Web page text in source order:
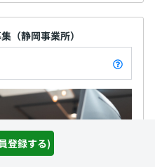
登録する)
（静岡事業所）